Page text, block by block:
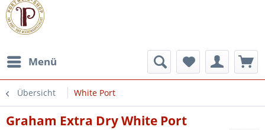
Menü
Übersicht White Port
Graham Extra Dry White Port